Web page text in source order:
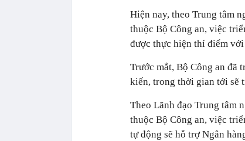
Hiện nay, theo Trung tâm
thuộc Bộ Công an, việc
được thực hiện thí điểm
Trước mắt, Bộ Công an đã
kiến, trong thời gian tới sẽ
Theo Lãnh đạo Trung tâm
thuộc Bộ Công an, việc
tự động sẽ hỗ trợ Ngân